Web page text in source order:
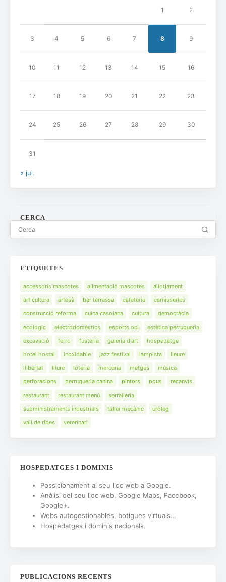
1 2
3 4 5 6 7 8 9
10 11 12 13 14 15 16
17 18 19 20 21 22 23
24 25 26 27 28 29 30
31
« jul.
CERCA
ETIQUETES
accessoris mascotes alimentació mascotes
allotjament
art cultura
artesà bar terrassa cafeteria
carnisseries
construcció reforma
cuina casolana cultura
democràcia
ecologic
electrodomèstics esports oci
estètica perruqueria
excavació
ferro fusteria galeria d'art
hospedatge
hotel hostal
inoxidable jazz festival lampista
lleure
llibertat
lliure loteria merceria metges
música
perforacions
perruqueria canina pintors pous
recanvis
restaurant
restaurant menú
serralleria
subministraments industrials
taller mecànic
uròleg
vall de ribes
veterinari
HOSPEDATGES I DOMINIS
Possicionament al seu lloc web a Google.
Anàlisi del seu lloc web, Google Maps, Facebook,
Google+.
Webs autogestionables, botigues virtuals…
Hospedatges i dominis nacionals.
PUBLICACIONS RECENTS